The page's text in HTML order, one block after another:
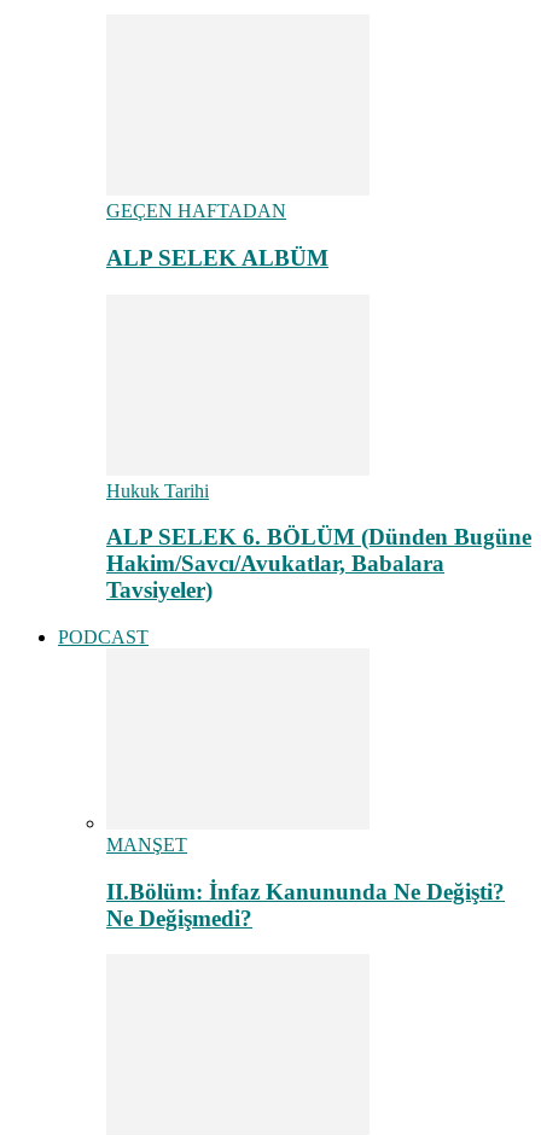
GEÇEN HAFTADAN
ALP SELEK ALBÜM
Hukuk Tarihi
ALP SELEK 6. BÖLÜM (Dünden Bugüne
Hakim/Savcı/Avukatlar, Babalara
Tavsiyeler)
PODCAST
MANŞET
II.Bölüm: İnfaz Kanununda Ne Değişti?
Ne Değişmedi?